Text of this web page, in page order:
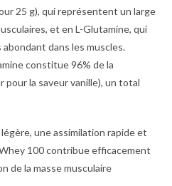
25 g), qui représentent un large
et en L-Glutamine, qui
dans les muscles.
constitue 96% de la
la saveur vanille), un total
une assimilation rapide et
100 contribue efficacement
de la masse musculaire